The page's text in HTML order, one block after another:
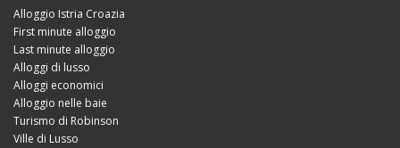
Alloggio Istria Croazia
First minute alloggio
Last minute alloggio
Alloggi di lusso
Alloggi economici
Alloggio nelle baie
Turismo di Robinson
Ville di Lusso